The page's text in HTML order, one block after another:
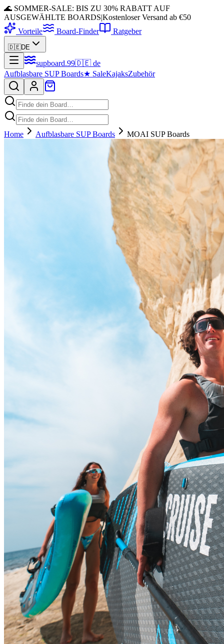
🌊 SOMMER-SALE: BIS ZU 30% RABATT AUF
AUSGEWÄHLTE BOARDS|Kostenloser Versand ab €50
Vorteile
Board-Finder Ratgeber
🇩🇪DE
supboard.99🇩🇪 de
Aufblasbare SUP Boards★ SaleKajaksZubehör
Home Aufblasbare SUP Boards MOAI SUP Boards